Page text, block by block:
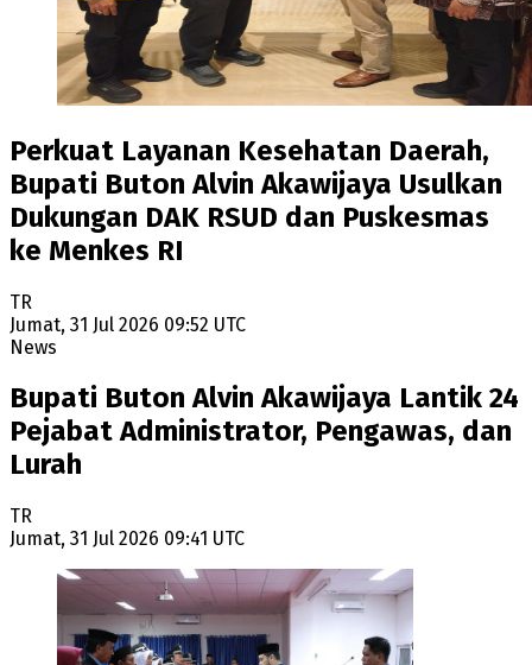
Perkuat Layanan Kesehatan Daerah,
Bupati Buton Alvin Akawijaya Usulkan
Dukungan DAK RSUD dan Puskesmas
ke Menkes RI
TR
Jumat, 31 Jul 2026 09:52 UTC
News
Bupati Buton Alvin Akawijaya Lantik 24
Pejabat Administrator, Pengawas, dan
Lurah
TR
Jumat, 31 Jul 2026 09:41 UTC